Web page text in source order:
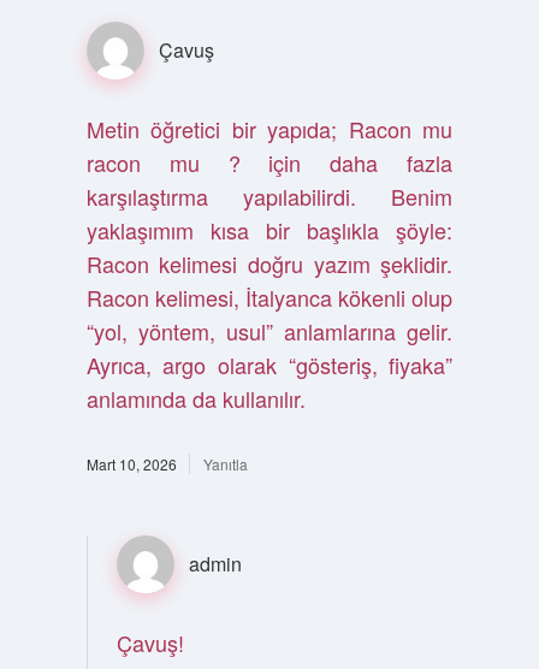
Çavuş
Metin öğretici bir yapıda; Racon mu
racon mu ? için daha fazla
karşılaştırma yapılabilirdi. Benim
yaklaşımım kısa bir başlıkla şöyle:
Racon kelimesi doğru yazım şeklidir.
Racon kelimesi, İtalyanca kökenli olup
“yol, yöntem, usul” anlamlarına gelir.
Ayrıca, argo olarak “gösteriş, fiyaka”
anlamında da kullanılır.
Mart 10, 2026 Yanıtla
admin
Çavuş!